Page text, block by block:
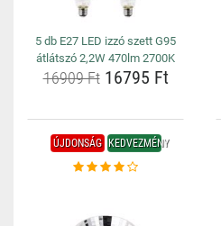
5 db E27 LED izzó szett G95
átlátszó 2,2W 470lm 2700K
16909 Ft16795 Ft
ÚJDONSÁG KEDVEZMÉNY